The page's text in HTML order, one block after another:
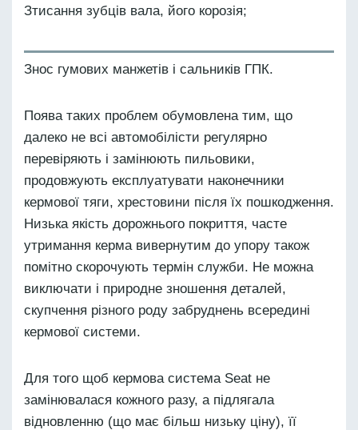
Зтисання зубців вала, його корозія;
Знос гумових манжетів і сальників ГПК.
Поява таких проблем обумовлена тим, що
далеко не всі автомобілісти регулярно
перевіряють і замінюють пильовики,
продовжують експлуатувати наконечники
кермової тяги, хрестовини після їх пошкодження.
Низька якість дорожнього покриття, часте
утримання керма вивернутим до упору також
помітно скорочують термін служби. Не можна
виключати і природне зношення деталей,
скупчення різного роду забруднень всередині
кермової системи.
Для того щоб кермова система Seat не
замінювалася кожного разу, а підлягала
відновленню (що має більш низьку ціну), її